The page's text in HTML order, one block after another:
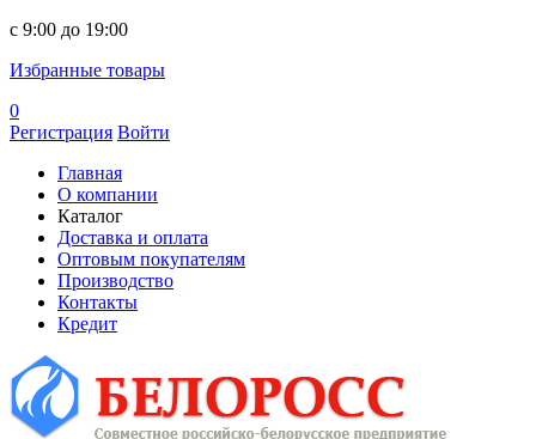
c 9:00 до 19:00
Избранные товары
0
Регистрация Войти
Главная
О компании
Каталог
Доставка и оплата
Оптовым покупателям
Производство
Контакты
Кредит